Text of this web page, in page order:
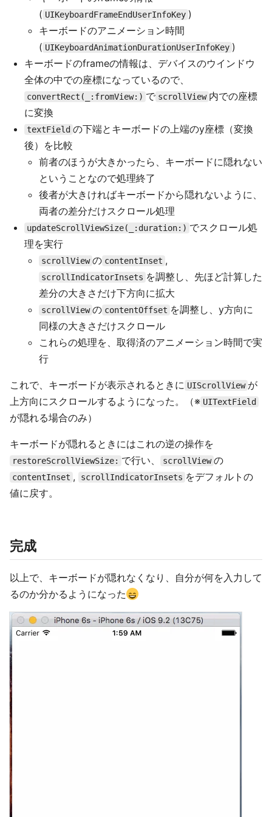
( UIKeyboardFrameEndUserInfoKey )
キーボードのアニメーション時間
( UIKeyboardAnimationDurationUserInfoKey )
キーボードのframeの情報は、デバイスのウインドウ
全体の中での座標になっているので、
convertRect(_:fromView:) で scrollView 内での座標
に変換
textField の下端とキーボードの上端のy座標（変換
後）を比較
前者のほうが大きかったら、キーボードに隠れない
ということなので処理終了
後者が大きければキーボードから隠れないように、
両者の差分だけスクロール処理
updateScrollViewSize(_:duration:) でスクロール処
理を実行
scrollView の contentInset ,
scrollIndicatorInsets を調整し、先ほど計算した
差分の大きさだけ下方向に拡大
scrollView の contentOffset を調整し、y方向に
同様の大きさだけスクロール
これらの処理を、取得済のアニメーション時間で実
行
これで、キーボードが表示されるときに UIScrollView が
上方向にスクロールするようになった。（※ UITextField
が隠れる場合のみ）
キーボードが隠れるときにはこれの逆の操作を
restoreScrollViewSize: で行い、 scrollView の
contentInset , scrollIndicatorInsets をデフォルトの
値に戻す。
完成
以上で、キーボードが隠れなくなり、自分が何を入力して
るのか分かるようになった